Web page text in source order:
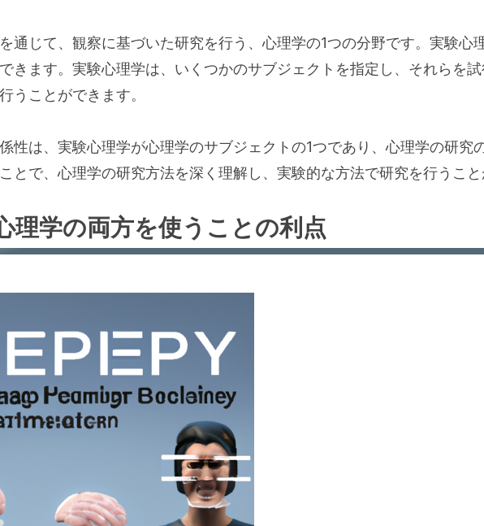
通じて、観察に基づいた研究を行う、心理学の1つの分野です。実験心
きます。実験心理学は、いくつかのサブジェクトを指定し、それらを
うことができます。
性は、実験心理学が心理学のサブジェクトの1つであり、心理学の研究
とで、心理学の研究方法を深く理解し、実験的な方法で研究を行うこと
理学の両方を使うことの利点